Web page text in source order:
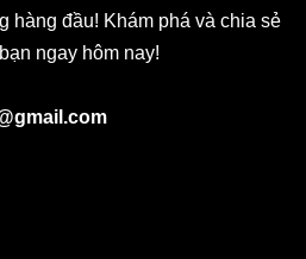
hàng đầu! Khám phá và chia sẻ
ngay hôm nay!